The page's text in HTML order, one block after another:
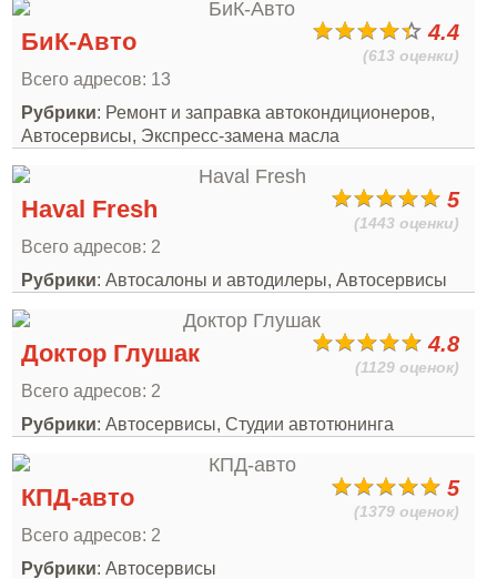
4.4
(613 оценки)
БиК-Авто
Всего адресов: 13
Рубрики: Ремонт и заправка автокондиционеров,
Автосервисы, Экспресс-замена масла
5
(1443 оценки)
Haval Fresh
Всего адресов: 2
Рубрики: Автосалоны и автодилеры, Автосервисы
4.8
(1129 оценок)
Доктор Глушак
Всего адресов: 2
Рубрики: Автосервисы, Студии автотюнинга
5
(1379 оценок)
КПД-авто
Всего адресов: 2
Рубрики: Автосервисы